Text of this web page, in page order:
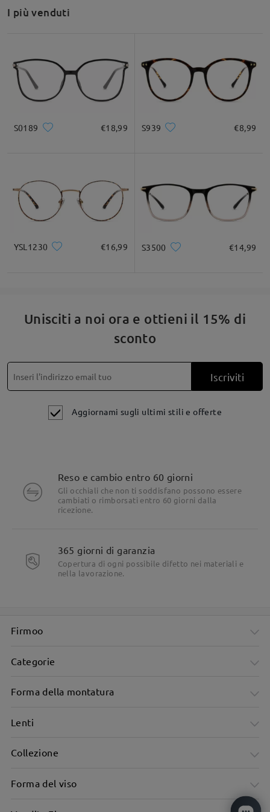
Motivo tartarugato per un tocco classico e intramontabile
Grazie per la tua richiesta!
Se hai bisogno di ulteriore assistenza, non esitare a contattarci
tramite LiveChat (24 ore su 24, 7 giorni su 7) o via email
all'indirizzo
service@firmoo.it
su Jul 16 , 2026
domande e le risposte
Fai una domanda
I più venduti
S0189 €18,99 S939 €8,99
YSL1230 €16,99 S3500 €14,99
Unisciti a noi ora e ottieni il 15% di
sconto
Iscriviti
Aggiornami sugli ultimi stili e offerte
Reso e cambio entro 60 giorni
Gli occhiali che non ti soddisfano possono essere
cambiati o rimborsati entro 60 giorni dalla
ricezione.
365 giorni di garanzia
Copertura di ogni possibile difetto nei materiali e
nella lavorazione.
Firmoo
Categorie
Forma della montatura
Lenti
Collezione
Forma del viso